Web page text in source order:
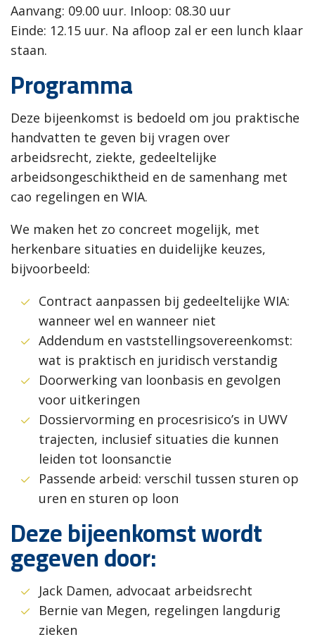
Aanvang: 09.00 uur. Inloop: 08.30 uur
Einde: 12.15 uur. Na afloop zal er een lunch klaar
staan.
Programma
Deze bijeenkomst is bedoeld om jou praktische
handvatten te geven bij vragen over
arbeidsrecht, ziekte, gedeeltelijke
arbeidsongeschiktheid en de samenhang met
cao regelingen en WIA.
We maken het zo concreet mogelijk, met
herkenbare situaties en duidelijke keuzes,
bijvoorbeeld:
Contract aanpassen bij gedeeltelijke WIA:
wanneer wel en wanneer niet
Addendum en vaststellingsovereenkomst:
wat is praktisch en juridisch verstandig
Doorwerking van loonbasis en gevolgen
voor uitkeringen
Dossiervorming en procesrisico’s in UWV
trajecten, inclusief situaties die kunnen
leiden tot loonsanctie
Passende arbeid: verschil tussen sturen op
uren en sturen op loon
Deze bijeenkomst wordt
gegeven door:
Jack Damen, advocaat arbeidsrecht
Bernie van Megen, regelingen langdurig
zieken